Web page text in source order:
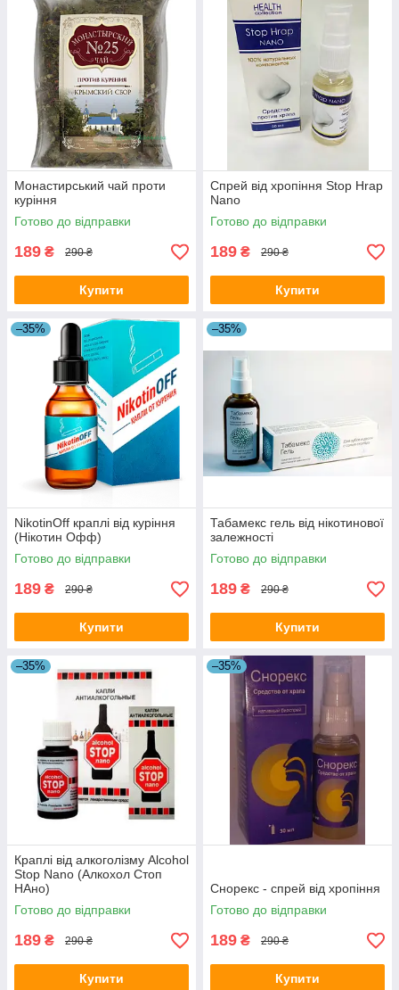
Монастирський чай проти
куріння
Готово до відправки
189 ₴ 290 ₴
Купити
Спрей від хропіння Stop Hrap
Nano
Готово до відправки
189 ₴ 290 ₴
Купити
–35%
NikotinОff краплі від куріння
(Нікотин Офф)
Готово до відправки
189 ₴ 290 ₴
Купити
–35%
Табамекс гель від нікотинової
залежності
Готово до відправки
189 ₴ 290 ₴
Купити
–35%
Краплі від алкоголізму Alcohol
Stop Nano (Алкохол Стоп
НАно)
Готово до відправки
189 ₴ 290 ₴
Купити
–35%
Снорекс - спрей від хропіння
Готово до відправки
189 ₴ 290 ₴
Купити